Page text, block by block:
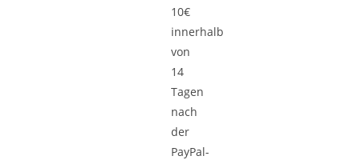
10€
innerhalb
von
14
Tagen
nach
der
PayPal-